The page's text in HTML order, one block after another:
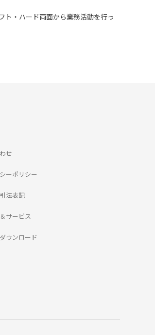
ト・ハード両面から業務活動を行っ
せ
ーポリシー
法表記
サービス
ウンロード